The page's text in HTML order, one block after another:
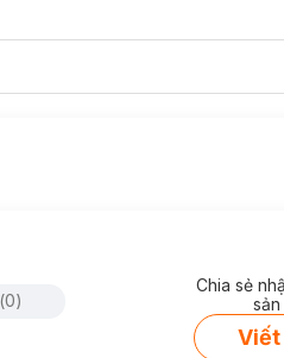
(0)
Chia sẻ
Viết